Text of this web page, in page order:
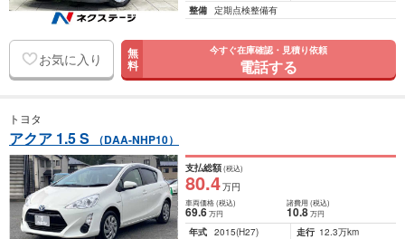
整備 定期点検整備有
お気に入り 無
料
今すぐ在庫確認・見積り依頼
電話する
トヨタ
アクア 1.5 S （DAA-NHP10）
支払総額(税込)
80.4万円
車両価格(税込)
69.6万円
諸費用 (税込)
10.8 万円
年式 2015(H27) 走行 12.3万km